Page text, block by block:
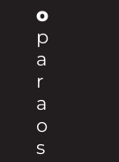
o
p
a
r
a
o
s